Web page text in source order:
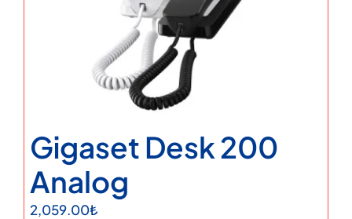
Gigaset Desk 200
Analog
2,059.00₺